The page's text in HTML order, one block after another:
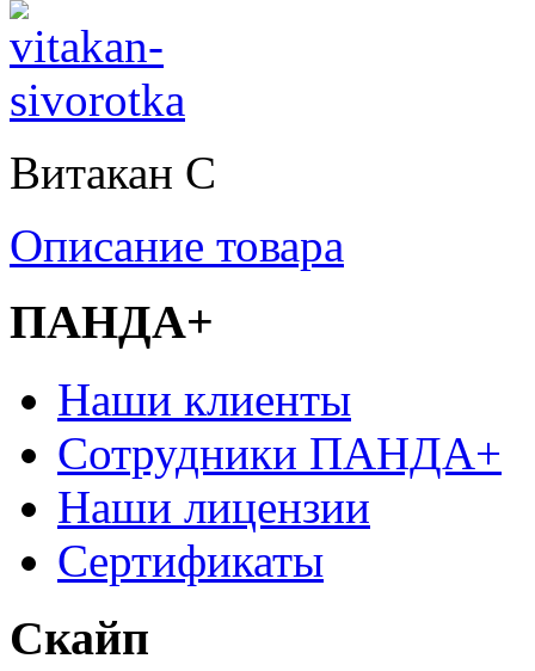
Витакан С
Описание товара
ПАНДА+
Наши клиенты
Сотрудники ПАНДА+
Наши лицензии
Сертификаты
Скайп